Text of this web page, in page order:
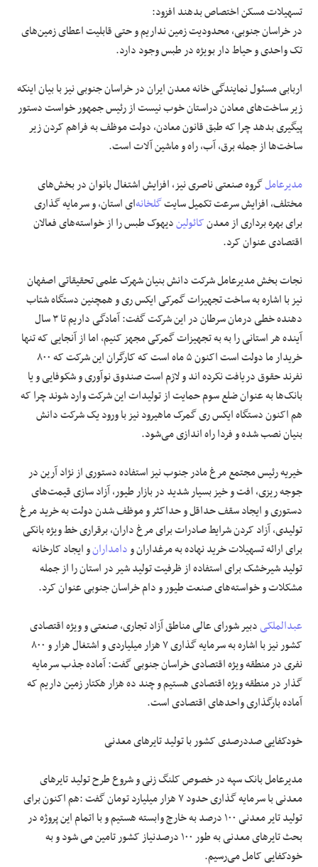
تسهیلات مسکن اختصاص بدهند افزود:
در خراسان جنوبی، محدودیت زمین نداریم و حتی قابلیت اعطای زمین‌های
تک واحدی و حیاط دار بویژه در طبس وجود دارد.
اربابی مسئول نمایندگی خانه معدن ایران در خراسان جنوبی نیز با بیان اینکه
زیر ساخت‌های معادن دراستان خوب نیست از رئیس جمهور خواست دستور
پیگیری بدهد چرا که طبق قانون معادن، دولت موظف به فراهم کردن زیر
ساخت‌ها از جمله برق، آب، راه و ماشین آلات است.
مدیرعاملگروه صنعتی ناصری نیز، افزایش اشتغال بانوان در بخش‌های
مختلف، افزایش سرعت تکمیل سایتگلخانه‌ای استان، و سرمایه گذاری
برای بهره برداری از معدنکائولیندیهوک طبس را از خواسته‌های فعالان
اقتصادی عنوان کرد.
نجات بخش مدیرعامل شرکت دانش بنیان شهرک علمی تحقیقاتی اصفهان
نیز با اشاره به ساخت تجهیزات گمرکی ایکس ری و همچنین دستگاه شتاب
دهنده خطی درمان سرطان در این شرکت گفت: آمادگی داریم تا ۳ سال
آینده هر استانی را به به تجهیزات گمرکی مجهز کنیم، اما از آنجایی که تنها
خریدار ما دولت است اکنون ۵ ماه است که کارگران این شرکت که ۸۰۰
نفرند حقوق دریافت نکرده اند و لازم است صندوق نوآوری و شکوفایی و یا
بانک‌ها به عنوان ضلع سوم حمایت از تولیدات این شرکت وارد شوند چرا که
هم اکنون دستگاه ایکس ری گمرک ماهیرود نیز با ورود یک شرکت دانش
بنیان نصب شده و فردا راه اندازی می‌شود.
خیریه رئیس مجتمع مرغ مادر جنوب نیز استفاده دستوری از نژاد آرین در
جوجه ریزی، افت و خیز بسیار شدید در بازار طیور، آزاد سازی قیمت‌های
دستوری و ایجاد سقف حداقل و حداکثر و موظف شدن دولت به خرید مرغ
تولیدی، آزاد کردن شرایط صادرات برای مرغ داران، برقراری خط ویژه بانکی
برای ارائه تسهیلات خرید نهاده به مرغداران ودامدارانو ایجاد کارخانه
تولید شیرخشک برای استفاده از ظرفیت تولید شیر در استان را از جمله
مشکلات و خواسته‌های صنعت طیور و دام خراسان جنوبی عنوان کرد.
عبدالملکیدبیر شورای عالی مناطق آزاد تجاری، صنعتی و ویژه اقتصادی
کشور نیز با اشاره به سرمایه گذاری ۷ هزار میلیاردی و اشتغال هزار و ۸۰۰
نفری در منطقه ویژه اقتصادی خراسان جنوبی گفت: آماده جذب سرمایه
گذار در منطقه ویژه اقتصادی هستیم و چند ده هزار هکتار زمین داریم که
آماده بارگذاری واحد‌های اقتصادی است.
خودکفایی صددرصدی کشور با تولید تایرهای معدنی
مدیرعامل بانک سپه در خصوص کلنگ زنی و شروع طرح تولید تایر‌های
معدنی با سرمایه گذاری حدود ۷ هزار میلیارد تومان گفت :هم اکنون برای
تولید تایر معدنی ۱۰۰ درصد به خارج وابسته هستیم و با اتمام این پروژه در
بحث تایر‌های معدنی به طور ۱۰۰ درصدنیاز کشور تامین می‌ شود و به
خودکفایی کامل می‌رسیم.